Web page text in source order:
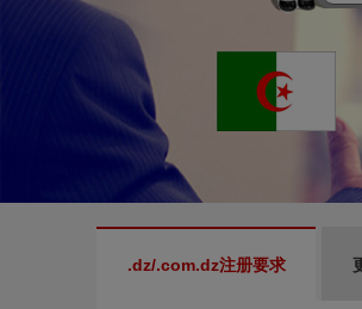
.dz/.com.dz注册要求